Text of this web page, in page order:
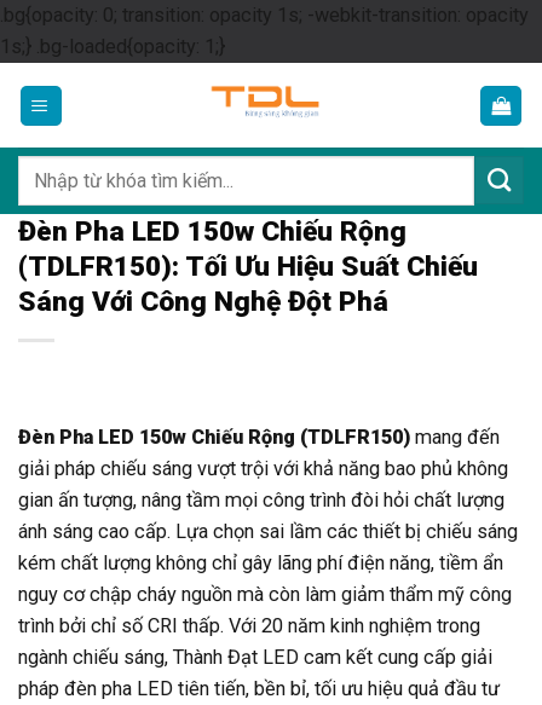
.bg{opacity: 0; transition: opacity 1s; -webkit-transition: opacity
1s;} .bg-loaded{opacity: 1;}Skip
content
kiếm:
Đèn Pha LED 150w Chiếu Rộng
(TDLFR150): Tối Ưu Hiệu Suất Chiếu
Sáng Với Công Nghệ Đột Phá
Đèn Pha LED 150w Chiếu Rộng (TDLFR150) mang đến
giải pháp chiếu sáng vượt trội với khả năng bao phủ không
gian ấn tượng, nâng tầm mọi công trình đòi hỏi chất lượng
ánh sáng cao cấp. Lựa chọn sai lầm các thiết bị chiếu sáng
kém chất lượng không chỉ gây lãng phí điện năng, tiềm ẩn
nguy cơ chập cháy nguồn mà còn làm giảm thẩm mỹ công
trình bởi chỉ số CRI thấp. Với 20 năm kinh nghiệm trong
ngành chiếu sáng, Thành Đạt LED cam kết cung cấp giải
pháp đèn pha LED tiên tiến, bền bỉ, tối ưu hiệu quả đầu tư